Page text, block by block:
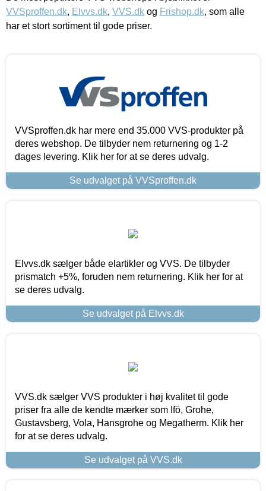
VVSproffen.dk, Elvvs.dk, VVS.dk og Frishop.dk, som alle
har et stort sortiment til gode priser.
VVSproffen.dk har mere end 35.000 VVS-produkter på
deres webshop. De tilbyder nem returnering og 1-2
dages levering. Klik her for at se deres udvalg.
Se udvalget på VVSproffen.dk
Elvvs.dk sælger både elartikler og VVS. De tilbyder
prismatch +5%, foruden nem returnering. Klik her for at
se deres udvalg.
Se udvalget på Elvvs.dk
VVS.dk sælger VVS produkter i høj kvalitet til gode
priser fra alle de kendte mærker som Ifö, Grohe,
Gustavsberg, Vola, Hansgrohe og Megatherm. Klik her
for at se deres udvalg.
Se udvalget på VVS.dk